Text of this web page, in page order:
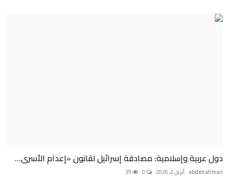
دول عربية وإسلامية: مصادقة إسرائيل لقانون «إعدام الأسرى...
abdelrahman أبريل 2, 2026